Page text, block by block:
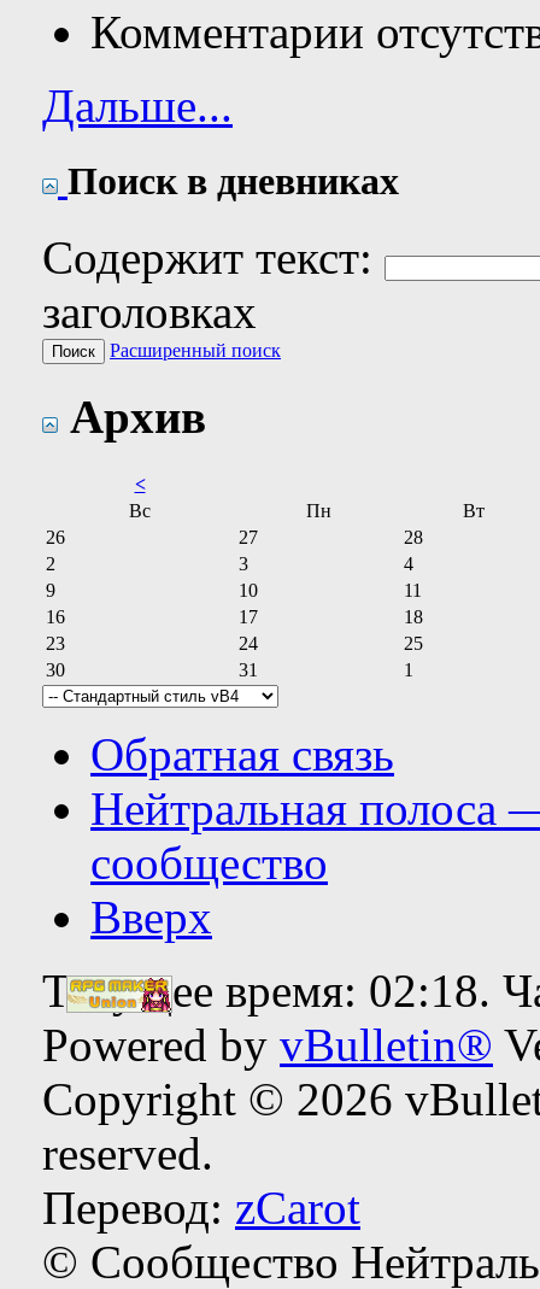
Комментарии
Дальше...
Поиск в дневниках
Содержит текст:
заголовках
Расширенный поиск
Архив
<
Вс
Пн
Вт
26
27
28
2
3
4
9
10
11
16
17
18
23
24
25
30
31 1
Обратная связь
Нейтральная полоса
сообщество
Вверх
Текущее время: 02:18.
Powered by vBulletin®
Copyright © 2026
reserved.
Перевод: zCarot
© Сообщество